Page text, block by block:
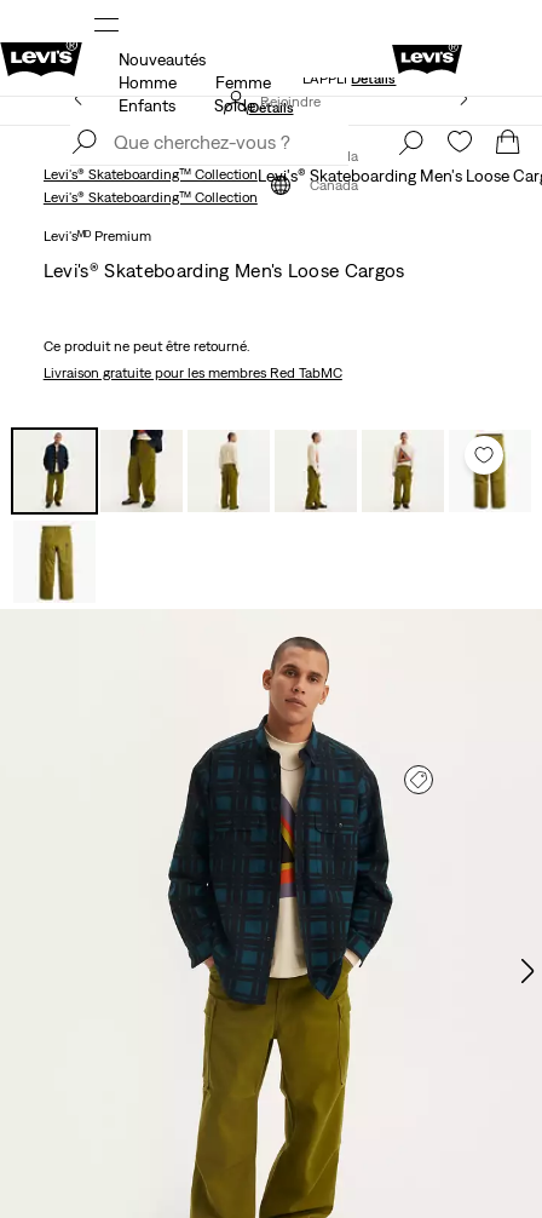
LE MEILLEUR DE LEVI'SMD – MAINTENANT DANS
L’APPLIDétails
Rejoindre
Canada
Nouveautés
Homme
Femme
Enfants
Solde
15 % DE RABAIS SUR VOTRE PREMIÈRE COMMANDE
Détails
maintenant
Canada
Levi's® Skateboarding™ CollectionLevi's® Skateboarding Men's Loose
Levi's® Skateboarding™ Collection
Levi'sᴹᴰ Premium
Levi's® Skateboarding Men's Loose Cargos
Ce produit ne peut être retourné.
Livraison gratuitepour les membres Red TabMC